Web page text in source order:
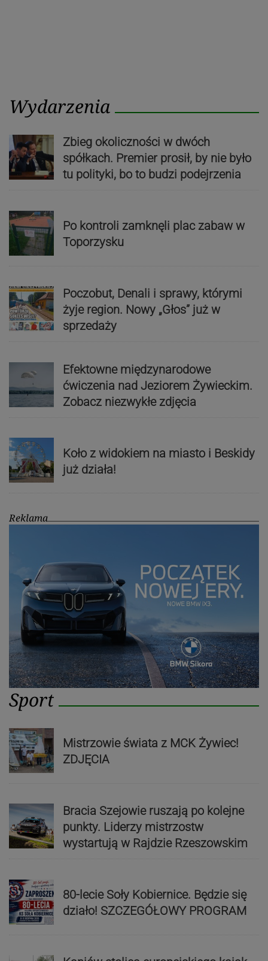
Wydarzenia
Zbieg okoliczności w dwóch
spółkach. Premier prosił, by nie było
tu polityki, bo to budzi podejrzenia
Po kontroli zamknęli plac zabaw w
Toporzysku
Poczobut, Denali i sprawy, którymi
żyje region. Nowy „Głos” już w
sprzedaży
Efektowne międzynarodowe
ćwiczenia nad Jeziorem Żywieckim.
Zobacz niezwykłe zdjęcia
Koło z widokiem na miasto i Beskidy
już działa!
Reklama
Sport
Mistrzowie świata z MCK Żywiec!
ZDJĘCIA
Bracia Szejowie ruszają po kolejne
punkty. Liderzy mistrzostw
wystartują w Rajdzie Rzeszowskim
80-lecie Soły Kobiernice. Będzie się
działo! SZCZEGÓŁOWY PROGRAM